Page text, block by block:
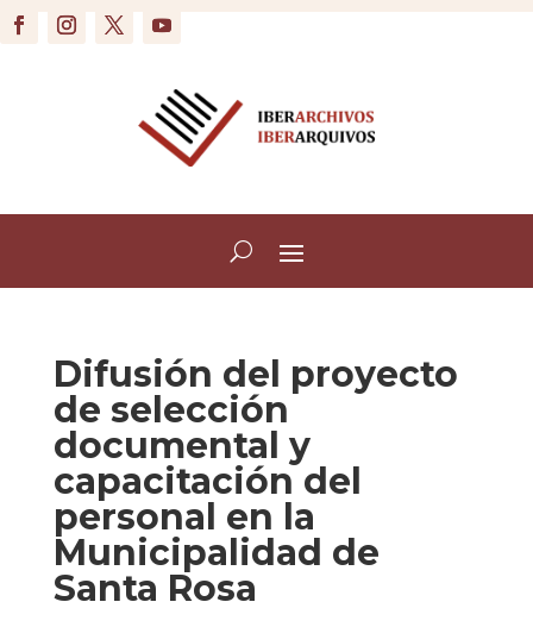
Difusión del proyecto
de selección
documental y
capacitación del
personal en la
Municipalidad de
Santa Rosa